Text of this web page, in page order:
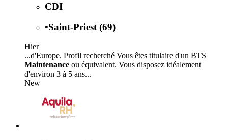
CDI
•Saint-Priest (69)
Hier
...d'Europe. Profil recherché Vous êtes titulaire d'un BTS
Maintenance ou équivalent. Vous disposez idéalement
d'environ 3 à 5 ans...
New